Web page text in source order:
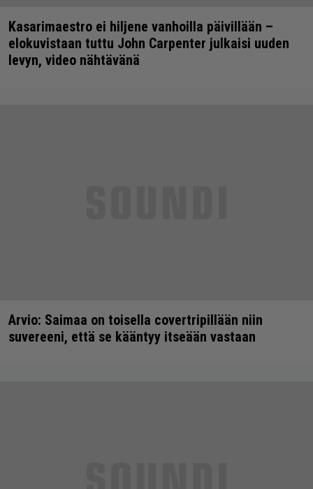
Kasarimaestro ei hiljene vanhoilla päivillään –
elokuvistaan tuttu John Carpenter julkaisi uuden
levyn, video nähtävänä
Arvio: Saimaa on toisella covertripillään niin
suvereeni, että se kääntyy itseään vastaan